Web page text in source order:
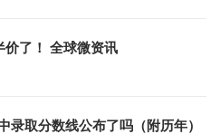
价了！ 全球微资讯
录取分数线公布了吗（附历年）